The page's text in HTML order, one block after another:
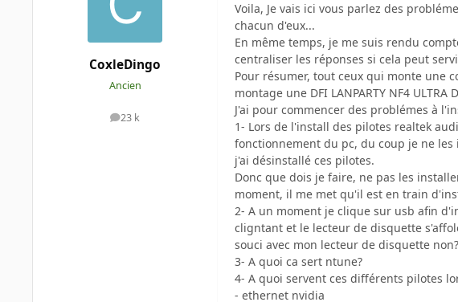
CoxleDingo
Ancien
23 k
messages
Voila, Je vais ici vous parlez des
chacun d'eux...
En même temps, je me suis rendu
centraliser les réponses si cela peut
Pour résumer, tout ceux qui monte une
montage une DFI LANPARTY NF4 ULTRA
J'ai pour commencer des problémes à
1- Lors de l'install des pilotes realtek
fonctionnement du pc, du coup je ne
j'ai désinstallé ces pilotes.
Donc que dois je faire, ne pas les
moment, il me met qu'il est en train
2- A un moment je clique sur usb afin
cligntant et le lecteur de disquette
souci avec mon lecteur de disquette non?
3- A quoi ca sert ntune?
4- A quoi servent ces différents pilotes
- ethernet nvidia